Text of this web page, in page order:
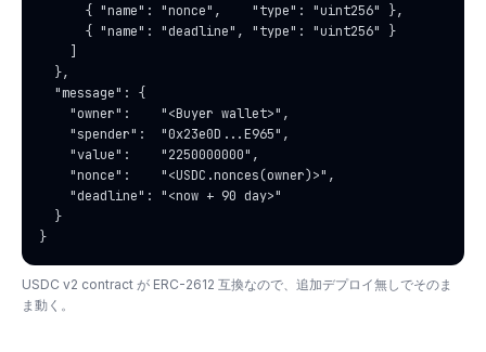
      { "name": "nonce",    "type": "uint256" },
      { "name": "deadline", "type": "uint256" }
  },
  "message": {
    "owner":    "<Buyer wallet>",
"spender":  "0x23e0D...E965",
"value":    "2250000000",
    "nonce":    "<USDC.nonces(owner)>",
    "deadline": "<now + 90 day>"
  }
}
USDC v2 contract が ERC-2612 互換なので、追加デプロイ無しでそのま
ま動く。